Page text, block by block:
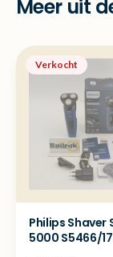
Meer uit
Verkocht
Philips Shaver
5000 S5466/17